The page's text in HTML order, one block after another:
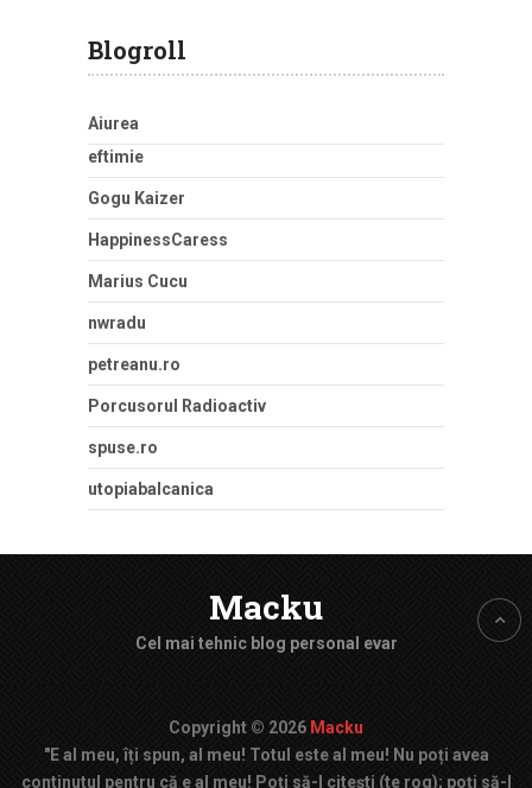
Blogroll
Aiurea
eftimie
Gogu Kaizer
HappinessCaress
Marius Cucu
nwradu
petreanu.ro
Porcusorul Radioactiv
spuse.ro
utopiabalcanica
Macku
Cel mai tehnic blog personal evar
Copyright © 2026 Macku
"E al meu, îți spun, al meu! Totul este al meu! Nu poți avea
continutul pentru că e al meu! Poți să-l citești (te rog); poți să-l